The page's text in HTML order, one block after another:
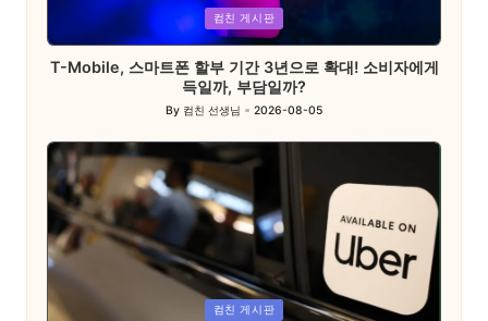
컴친 게시판
T-Mobile, 스마트폰 할부 기간 3년으로 확대! 소비자에게
득일까, 부담일까?
Posted
By 컴친 선생님 2026-08-05
컴친 게시판